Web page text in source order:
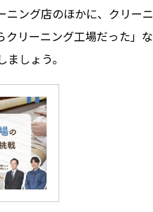
ニング店のほかに、クリーニ
クリーニング工場だった」な
しょう。